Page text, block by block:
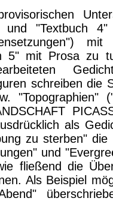
"Textbuch 4"
5" mit Prosa zu
schreiben die
"Topographien"
als
zu sterben" die
und
fließend die
Als Beispiel